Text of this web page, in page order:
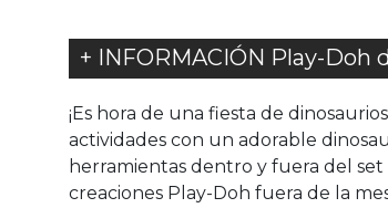
+ INFORMACIÓN Play-Doh
¡Es hora de una fiesta de
actividades con un adorable
herramientas dentro y fuera del
creaciones Play-Doh fuera de la